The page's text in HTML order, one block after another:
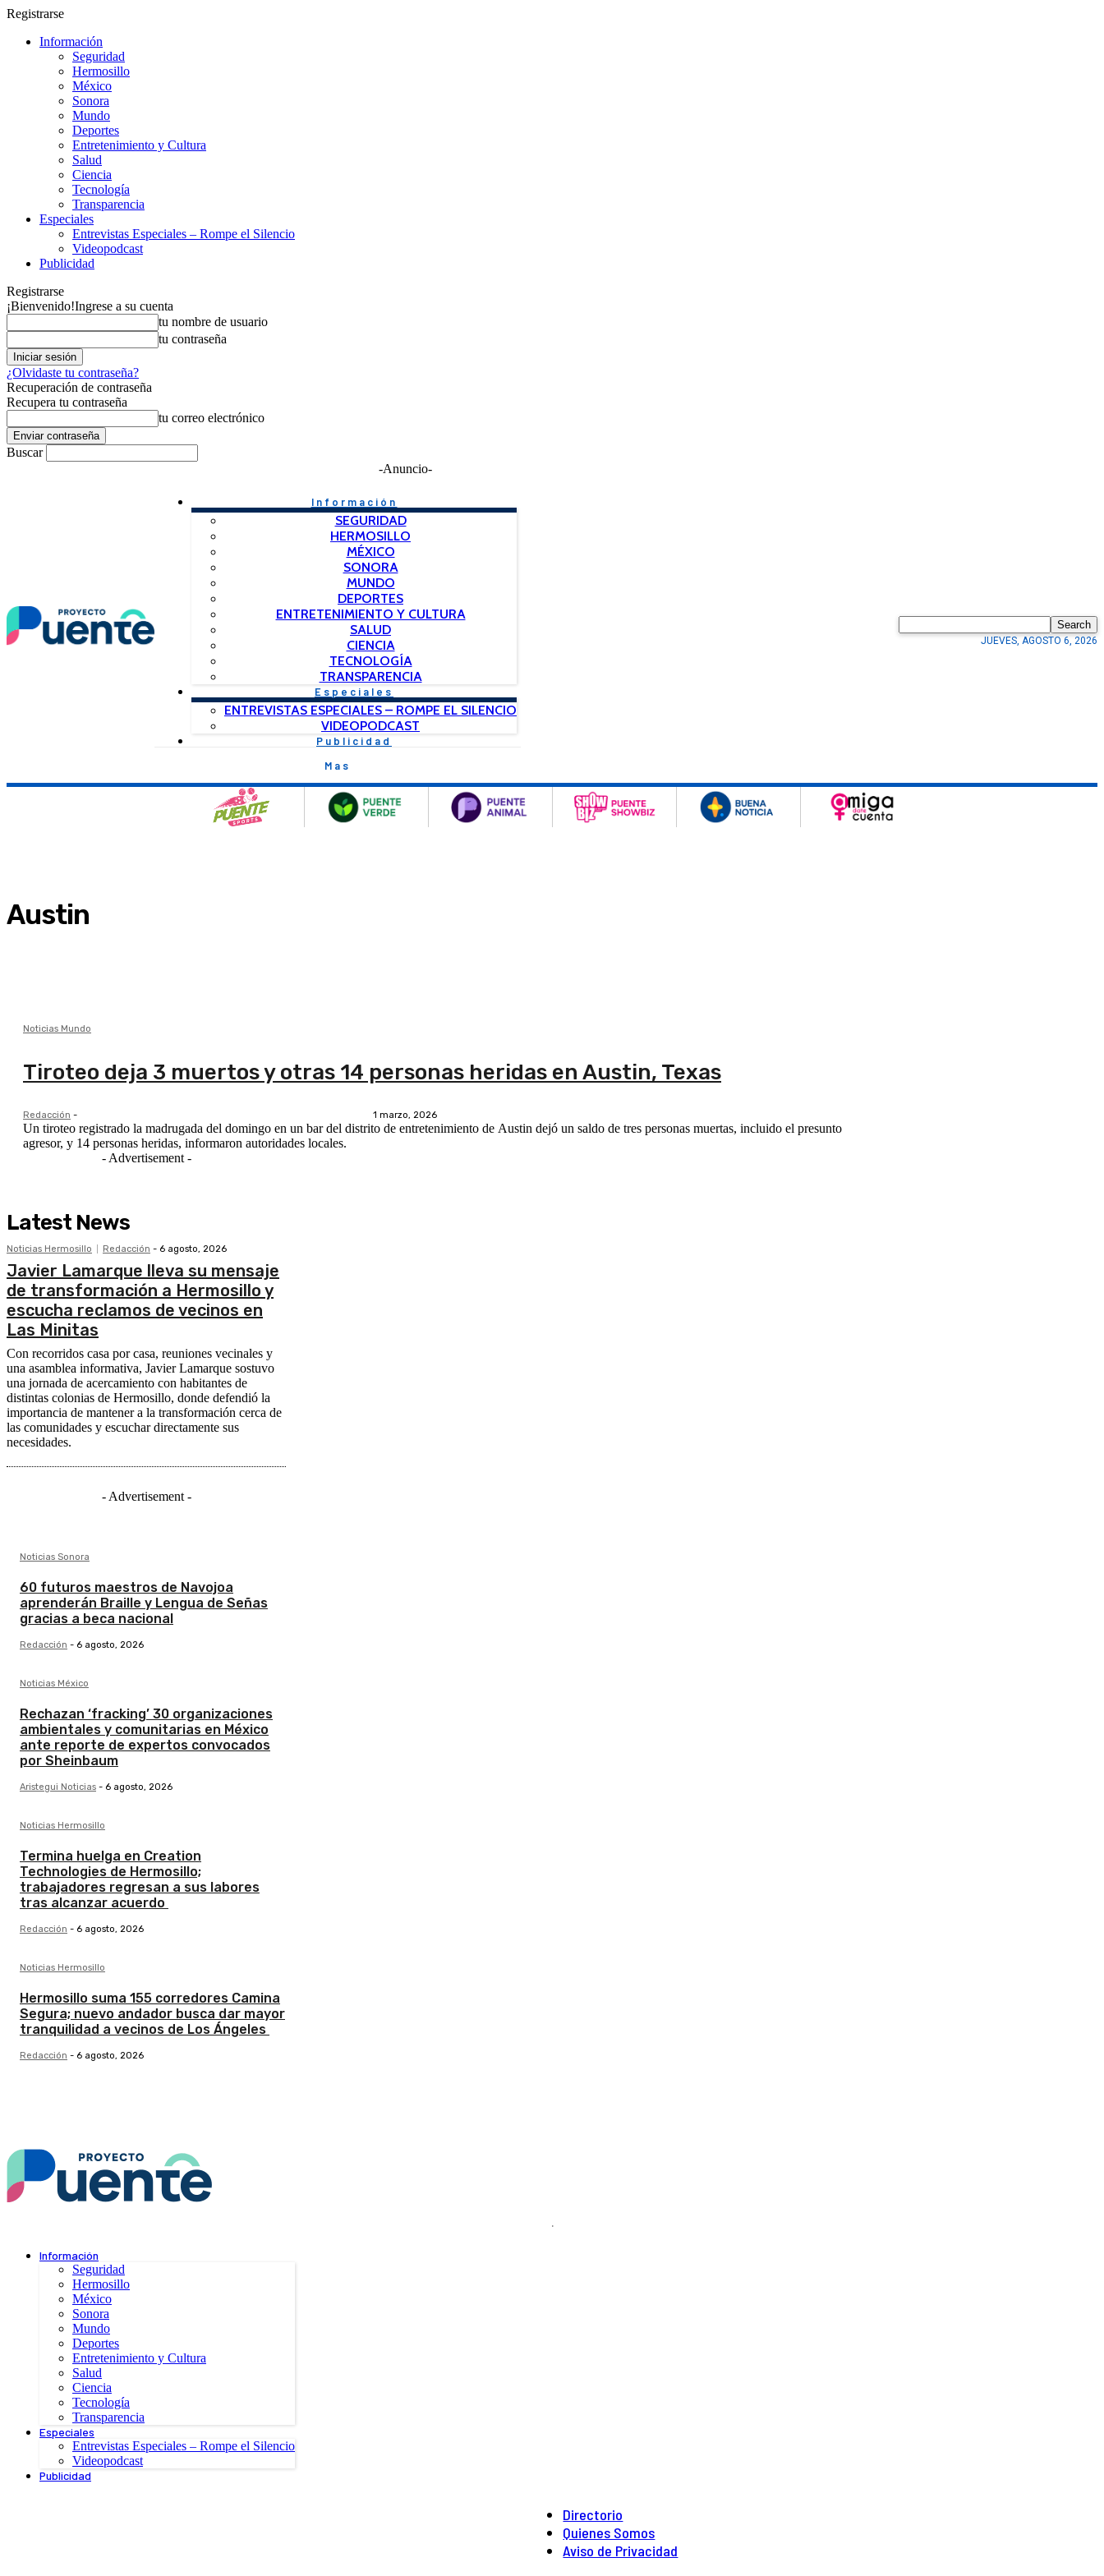
Registrarse
Información
Seguridad
Hermosillo
México
Sonora
Mundo
Deportes
Entretenimiento y Cultura
Salud
Ciencia
Tecnología
Transparencia
Especiales
Entrevistas Especiales – Rompe el Silencio
Videopodcast
Publicidad
Registrarse
¡Bienvenido!Ingrese a su cuenta
tu nombre de usuario
tu contraseña
¿Olvidaste tu contraseña?
Recuperación de contraseña
Recupera tu contraseña
tu correo electrónico
Buscar
-Anuncio-
Información
SEGURIDAD
HERMOSILLO
MÉXICO
SONORA
MUNDO
DEPORTES
ENTRETENIMIENTO Y CULTURA
SALUD
CIENCIA
TECNOLOGÍA
TRANSPARENCIA
Especiales
ENTREVISTAS ESPECIALES – ROMPE EL SILENCIO
VIDEOPODCAST
Publicidad
Mas
Search
JUEVES, AGOSTO 6, 2026
Austin
Noticias Mundo
Tiroteo deja 3 muertos y otras 14 personas heridas en Austin, Texas
Redacción - 1 marzo, 2026
Un tiroteo registrado la madrugada del domingo en un bar del distrito de entretenimiento de Austin dejó un saldo de tres personas muertas, incluido el presunto
agresor, y 14 personas heridas, informaron autoridades locales.
- Advertisement -
Latest News
Noticias Hermosillo Redacción - 6 agosto, 2026
Javier Lamarque lleva su mensaje
de transformación a Hermosillo y
escucha reclamos de vecinos en
Las Minitas
Con recorridos casa por casa, reuniones vecinales y
una asamblea informativa, Javier Lamarque sostuvo
una jornada de acercamiento con habitantes de
distintas colonias de Hermosillo, donde defendió la
importancia de mantener a la transformación cerca de
las comunidades y escuchar directamente sus
necesidades.
- Advertisement -
Noticias Sonora
60 futuros maestros de Navojoa
aprenderán Braille y Lengua de Señas
gracias a beca nacional
Redacción - 6 agosto, 2026
Noticias México
Rechazan ‘fracking’ 30 organizaciones
ambientales y comunitarias en México
ante reporte de expertos convocados
por Sheinbaum
Aristegui Noticias - 6 agosto, 2026
Noticias Hermosillo
Termina huelga en Creation
Technologies de Hermosillo;
trabajadores regresan a sus labores
tras alcanzar acuerdo
Redacción - 6 agosto, 2026
Noticias Hermosillo
Hermosillo suma 155 corredores Camina
Segura; nuevo andador busca dar mayor
tranquilidad a vecinos de Los Ángeles
Redacción - 6 agosto, 2026
.
Información
Seguridad
Hermosillo
México
Sonora
Mundo
Deportes
Entretenimiento y Cultura
Salud
Ciencia
Tecnología
Transparencia
Especiales
Entrevistas Especiales – Rompe el Silencio
Videopodcast
Publicidad
Directorio
Quienes Somos
Aviso de Privacidad